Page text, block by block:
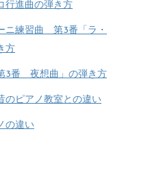
行進曲の弾き方
ニ練習曲 第3番「ラ・
方
3番 夜想曲」の弾き方
のピアノ教室との違い
の違い